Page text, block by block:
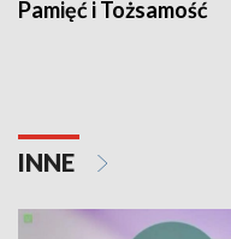
Pamięć i Tożsamość
INNE